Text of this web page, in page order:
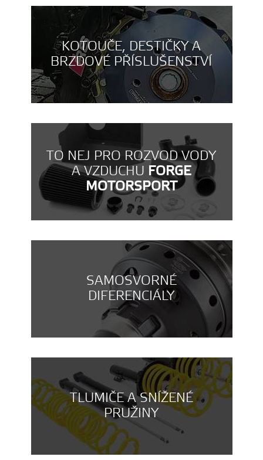
KOTOUČE, DESTIČKY A
BRZDOVÉ PŘÍSLUŠENSTVÍ
TO NEJ PRO ROZVOD VODY
A VZDUCHU FORGE
MOTORSPORT
SAMOSVORNÉ
DIFERENCIÁLY
TLUMIČE A SNÍŽENÉ
PRUŽINY